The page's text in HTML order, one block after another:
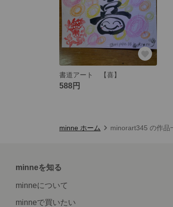
書道アート 【喜】
588円
minne ホーム minorart345 の作品
minneを知る
minneについて
minneで買いたい